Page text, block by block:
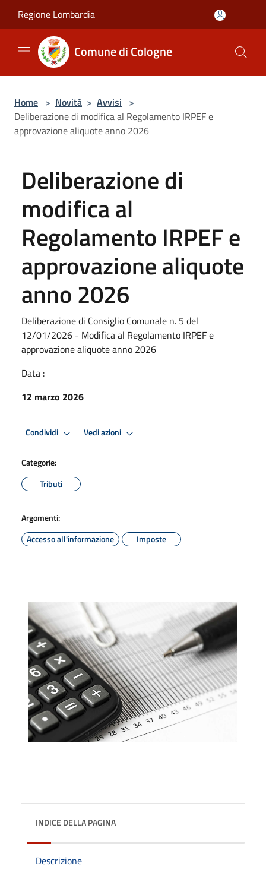
Regione Lombardia
Comune di Cologne
Home > Novità > Avvisi >
Deliberazione di modifica al Regolamento IRPEF e
approvazione aliquote anno 2026
Deliberazione di
modifica al
Regolamento IRPEF e
approvazione aliquote
anno 2026
Deliberazione di Consiglio Comunale n. 5 del
12/01/2026 - Modifica al Regolamento IRPEF e
approvazione aliquote anno 2026
Data :
12 marzo 2026
Condividi Vedi azioni
Categorie:
Tributi
Argomenti:
Accesso all'informazione
Imposte
INDICE DELLA PAGINA
Descrizione